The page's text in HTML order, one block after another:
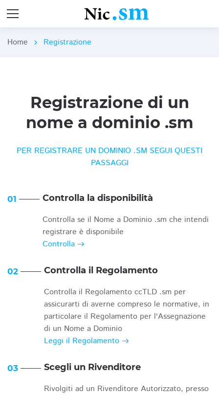
Home chevron_right Registrazione
Registrazione di un
nome a dominio .sm
PER REGISTRARE UN DOMINIO .SM SEGUI QUESTI
PASSAGGI
01 Controlla la disponibilità
Controlla se il Nome a Dominio .sm che intendi
registrare è disponibile
Controlla
02 Controlla il Regolamento
Controlla il Regolamento ccTLD .sm per
assicurarti di averne compreso le normative, in
particolare il Regolamento per l'Assegnazione
di un Nome a Dominio
Leggi il Regolamento
03 Scegli un Rivenditore
Rivolgiti ad un Rivenditore Autorizzato, presso